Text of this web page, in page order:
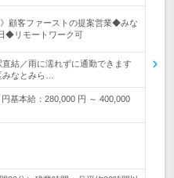
》顧客ファーストの提案営業◆みな
◆リモートワーク可
結／雨に濡れずに通勤できます
みなとみら…
基本給：280,000 円 ～ 400,000